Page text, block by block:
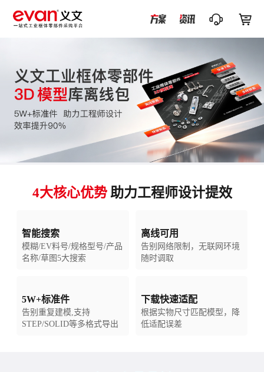
 
4大核心优势 助力工程师设计提效
智能搜索
模糊/EV料号/规格型号/产品
名称/草图5大搜索
离线可用
告别网络限制，无联网环境
随时调取
5W+标准件
告别重复建模,支持
STEP/SOLID等多格式导出
下载快速适配
根据实物尺寸匹配模型，降
低适配误差